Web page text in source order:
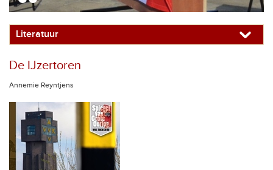
Literatuur
De IJzertoren
Annemie Reyntjens